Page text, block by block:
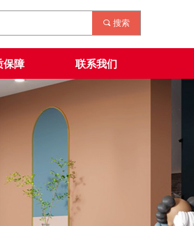
끠 搜索
保障 联系我们